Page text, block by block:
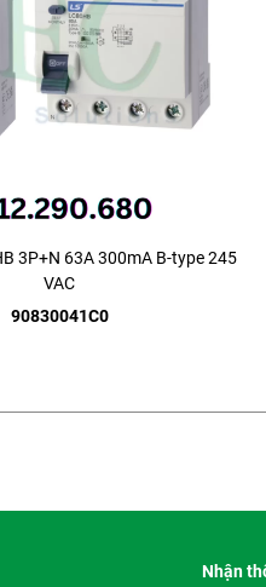
3P+N 63A 300mA B-type 245
VAC
90830041C0
Nhận